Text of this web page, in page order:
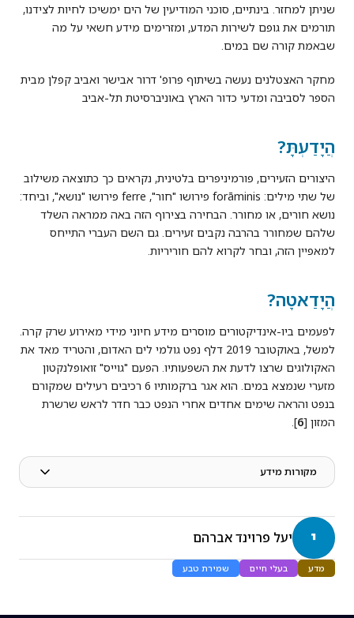
שניתן למחזר. בינתיים, סוכני המודיעין של הים ימשיכו לחיות לצידנו,
תורמים את גופם לשירות המדע, ומזרימים מידע חשאי על מה
שבאמת קורה שם במים.
מחקר האצטלנים נעשה בשיתוף פרופ' דרור אבישר ואביב קפלן מבית
הספר לסביבה ומדעי כדור הארץ באוניברסיטת תל-אביב
הֲיָדַעְתָּ?
היצורים הזעירים, פורמיניפרים בלטינית, נקראים כך כתוצאה משילוב
של שתי מילים: forāminis פירושו "חור", ferre פירושו "נושא", וביחד:
נושא חורים, או מחורר. הבחירה בצירוף הזה באה ממראה השלד
שלהם שמחורר בהרבה נקבים זעירים. גם השם העברי התייחס
למאפיין הזה, ובחר לקרוא להם חוריריות.
הֲיָדַאטָה?
לפעמים ביו-אינדיקטורים מוסרים מידע חיוני מידי מאירוע שרק קרה.
למשל, באוקטובר 2019 דלף נפט גולמי לים האדום, והטריד מאד את
האקולוגים שרצו לדעת את השפעותיו. הפעם "גוייס" זואופלנקטון
מזערי שנמצא במים. הוא אגר ברקמותיו 6 רכיבים רעילים שמקורם
בנפט והראה שימים אחדים אחרי הנפט כבר חדר לראש שרשרת
המזון [6
].
מקורות מידע
י יעל פרוינד אברהם
מדע בעלי חיים שמירת טבע